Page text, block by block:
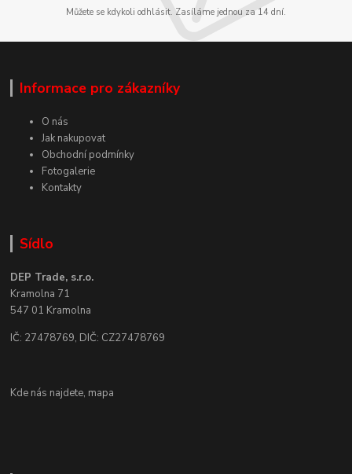
Můžete se kdykoli odhlásit. Zasíláme jednou za 14 dní.
Informace pro zákazníky
O nás
Jak nakupovat
Obchodní podmínky
Fotogalerie
Kontakty
Sídlo
DEP Trade, s.r.o.
Kramolna 71
547 01 Kramolna
IČ: 27478769, DIČ: CZ27478769
Kde nás najdete, mapa